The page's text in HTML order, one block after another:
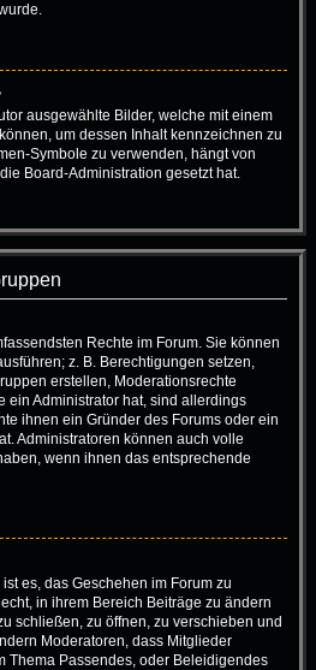
ausgewählte Bilder, welche mit einem
um dessen Inhalt kennzeichnen zu
Symbole zu verwenden, hängt von
Board-Administration gesetzt hat.
Rechte im Forum. Sie können
z. B. Berechtigungen setzen,
erstellen, Moderationsrechte
ein Administrator hat, sind allerdings
ihnen ein Gründer des Forums oder ein
Administratoren können auch volle
wenn ihnen das entsprechende
es, das Geschehen im Forum zu
in ihrem Bereich Beiträge zu ändern
schließen, zu öffnen, zu verschieben und
Moderatoren, dass Mitglieder
Thema Passendes, oder Beleidigendes